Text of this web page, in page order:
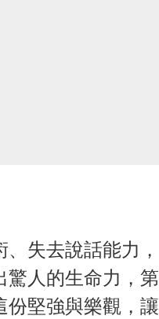
失去說話能力，
驚人的生命力，第
份堅強與樂觀，讓